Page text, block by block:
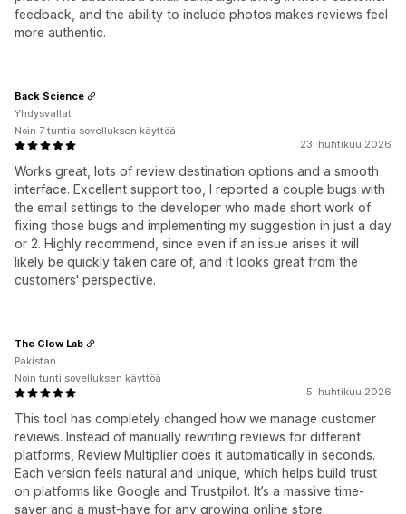
feedback, and the ability to include photos makes reviews feel
more authentic.
23. huhtikuu 2026
Works great, lots of review destination options and a smooth
interface. Excellent support too, I reported a couple bugs with
the email settings to the developer who made short work of
fixing those bugs and implementing my suggestion in just a day
or 2. Highly recommend, since even if an issue arises it will
likely be quickly taken care of, and it looks great from the
customers' perspective.
Back Science
Yhdysvallat
Noin 7 tuntia sovelluksen käyttöä
5. huhtikuu 2026
This tool has completely changed how we manage customer
reviews. Instead of manually rewriting reviews for different
platforms, Review Multiplier does it automatically in seconds.
Each version feels natural and unique, which helps build trust
on platforms like Google and Trustpilot. It’s a massive time-
saver and a must-have for any growing online store.
The Glow Lab
Pakistan
Noin tunti sovelluksen käyttöä